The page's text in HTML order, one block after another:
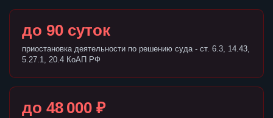
до 90 суток
приостановка деятельности по решению суда - ст. 6.3, 14.43,
5.27.1, 20.4 КоАП РФ
до 48 000 ₽